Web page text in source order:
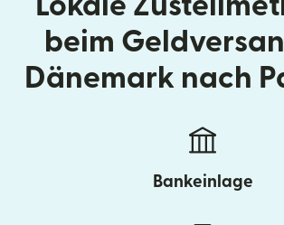
Lokale
beim
Dänemark nach
Bankeinlage